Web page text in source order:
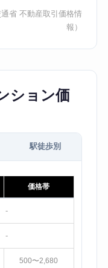
通省 不動産取引価格情
報）
ション価
駅徒歩別
価格帯
-
-
500〜2,680